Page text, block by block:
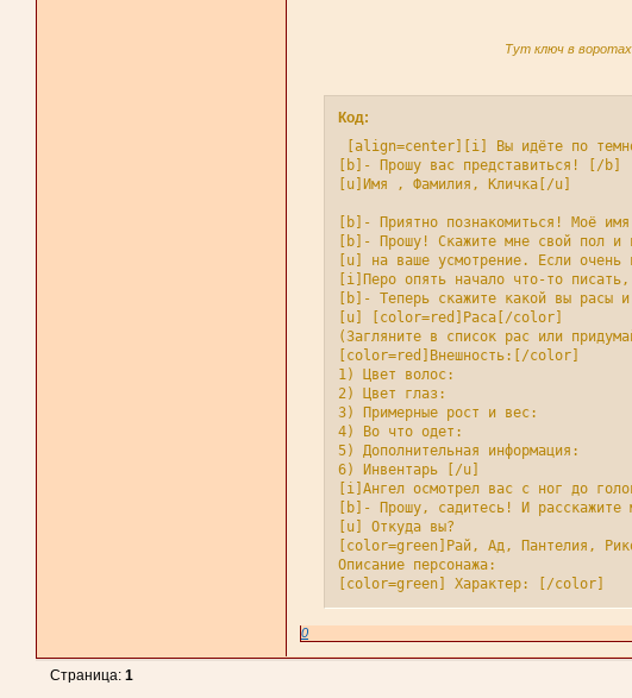
Тут ключ в
Код:
[align=center][i] Вы идёте по
[b]- Прошу вас представиться! [/b]
[u]Имя , Фамилия, Кличка[/u]
[b]- Приятно познакомиться! Моё
[b]- Прошу! Скажите мне свой пол и
[u] на ваше усмотрение. Если очень
[i]Перо опять начало что-то
[b]- Теперь скажите какой вы расы
[u] [color=red]Раса[/color]
(Загляните в список рас или
[color=red]Внешность:[/color]
1) Цвет волос:
2) Цвет глаз:
3) Примерные рост и вес:
4) Во что одет:
5) Дополнительная информация:
6) Инвентарь [/u]
[i]Ангел осмотрел вас с ног до
[b]- Прошу, садитесь! И расскажите
[u] Откуда вы?
[color=green]Рай, Ад, Пантелия,
Описание персонажа:
[color=green] Характер: [/color]
[/u]
[i] Перо усердно записало ваши
0
Страница:1